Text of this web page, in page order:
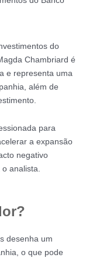
do
Chambriard é
e representa uma
além de
para
a expansão
negativo
o analista.
desenha um
o que pode